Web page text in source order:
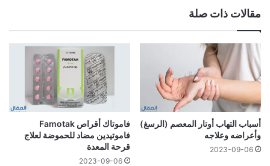
مقالات ذات صلة
أسباب التهاب أوتار المعصم (الرسغ)
وأعراضه وعلاجه
2023-09-06
فاموتاك أقراص Famotak
فاموتيدين مضاد للحموضة لعلاج
قرحة المعدة
2023-09-06